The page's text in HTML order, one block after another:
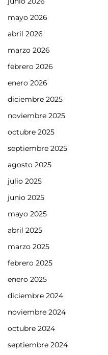
mayo 2026
abril 2026
marzo 2026
febrero 2026
enero 2026
diciembre 2025
noviembre 2025
octubre 2025
septiembre 2025
agosto 2025
julio 2025
junio 2025
mayo 2025
abril 2025
marzo 2025
febrero 2025
enero 2025
diciembre 2024
noviembre 2024
octubre 2024
septiembre 2024